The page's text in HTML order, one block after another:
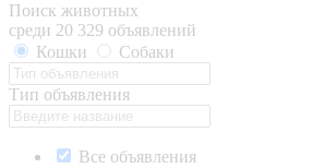
Поиск животных
среди 20 329 объявлений
Кошки
Собаки
Тип объявления
Все объявления